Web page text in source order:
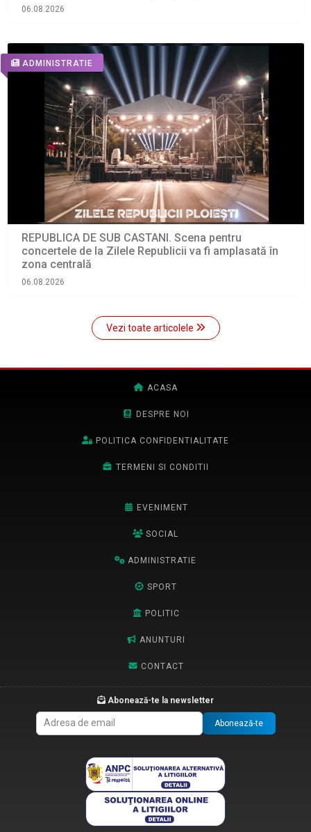
06.08.2026
ADMINISTRATIE
REPUBLICA DE SUB CASTANI. Scena pentru
concertele de la Zilele Republicii va fi amplasată în
zona centrală
06.08.2026
Vezi toate articolele
ACASA
DESPRE NOI
POLITICA CONFIDENTIALITATE
TERMENI SI CONDITII
EVENIMENT
SOCIAL
ADMINISTRATIE
SPORT
POLITIC
ANUNTURI
CONTACT
Abonează-te la newsletter
Abonează-te